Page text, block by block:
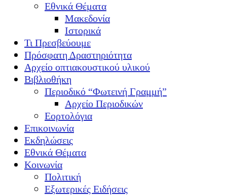
Εθνικά Θέματα
Μακεδονία
Ιστορικά
Τι Πρεσβεύουμε
Πρόσφατη Δραστηριότητα
Αρχείο οπτιακουστικού υλικού
Βιβλιοθήκη
Περιοδικό “Φωτεινή Γραμμή”
Αρχείο Περιοδικών
Εορτολόγια
Επικοινωνία
Εκδηλώσεις
Εθνικά Θέματα
Κοινωνία
Πολιτική
Εξωτερικές Ειδήσεις